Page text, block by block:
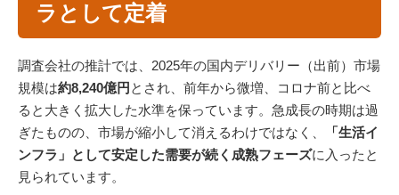
ラとして定着
調査会社の推計では、2025年の国内デリバリー（出前）市場
規模は約8,240億円 とされ、前年から微増、コロナ前と比べ
ると大きく拡大した水準を保っています。急成長の時期は過
ぎたものの、市場が縮小して消えるわけではなく、
「生活イ
ンフラ」として安定した需要が続く成熟フェーズに入ったと
見られています。